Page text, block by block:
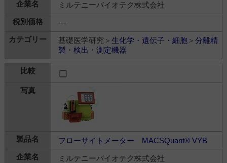
ミルテニーバイオテク株式会社
---
基礎医学研究＞ 生化学・遺伝子・細胞＞ 分離精
製・検出・測定機器
フローサイトメーター MACSQuant® VYB
ミルテニーバイオテク株式会社